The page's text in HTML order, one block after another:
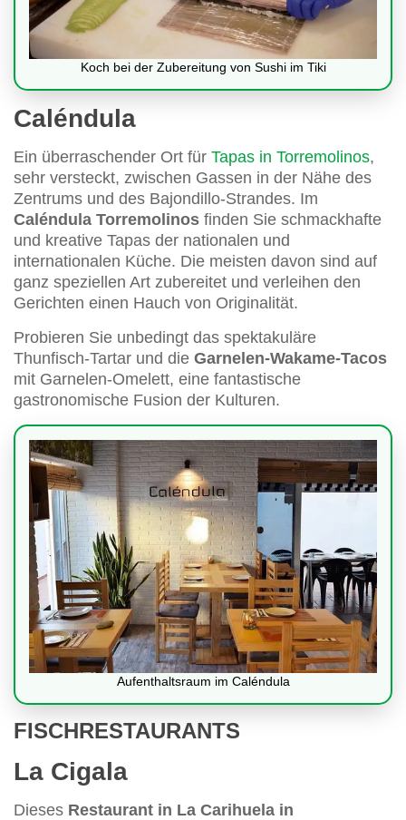
Koch bei der Zubereitung von Sushi im Tiki
Caléndula
Ein überraschender Ort für Tapas in Torremolinos,
sehr versteckt, zwischen Gassen in der Nähe des
Zentrums und des Bajondillo-Strandes. Im
Caléndula Torremolinos finden Sie schmackhafte
und kreative Tapas der nationalen und
internationalen Küche. Die meisten davon sind auf
ganz speziellen Art zubereitet und verleihen den
Gerichten einen Hauch von Originalität.
Probieren Sie unbedingt das spektakuläre
Thunfisch-Tartar und die Garnelen-Wakame-Tacos
mit Garnelen-Omelett, eine fantastische
gastronomische Fusion der Kulturen.
Aufenthaltsraum im Caléndula
FISCHRESTAURANTS
La Cigala
Dieses Restaurant in La Carihuela in